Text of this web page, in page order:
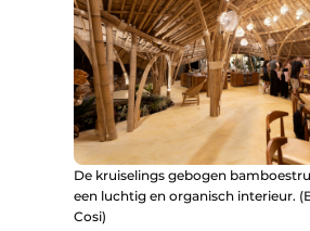
De kruiselings gebogen
een luchtig en organisch interieur.
Cosi)